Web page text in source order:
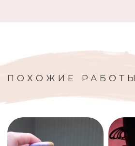
ПОХОЖИЕ РАБОТЫ